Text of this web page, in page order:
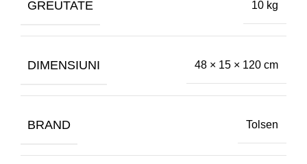
GREUTATE 10 kg
DIMENSIUNI 48 × 15 × 120 cm
BRAND Tolsen